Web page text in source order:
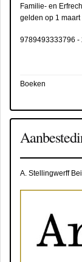
Familie- en
gelden op 1 maart
9789493333796 -
Boeken
A. Stellingwerff